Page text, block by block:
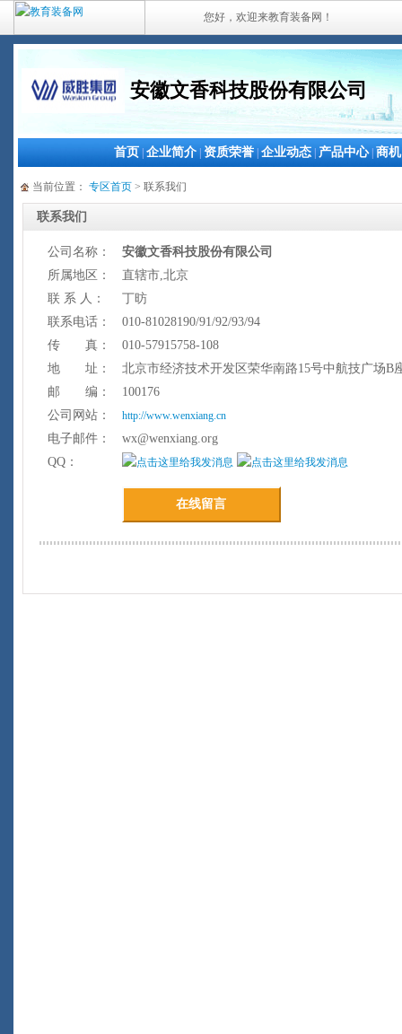
您好，欢迎来教育装备网！
安徽文香科技股份有限公司
首页 企业简介 资质荣誉 企业动态 产品中心| 商机
当前位置： 专区首页 > 联系我们
联系我们
公司名称：
安徽文香科技股份有限公司
所属地区：
直辖市,北京
联 系 人：
丁昉
联系电话：
010-81028190/91/92/93/94
传 真：
010-57915758-108
地 址：
北京市经济技术开发区荣华南路15号中航技广场B
邮 编：
100176
公司网站：
http://www.wenxiang.cn
电子邮件：
wx@wenxiang.org
QQ：
在线留言